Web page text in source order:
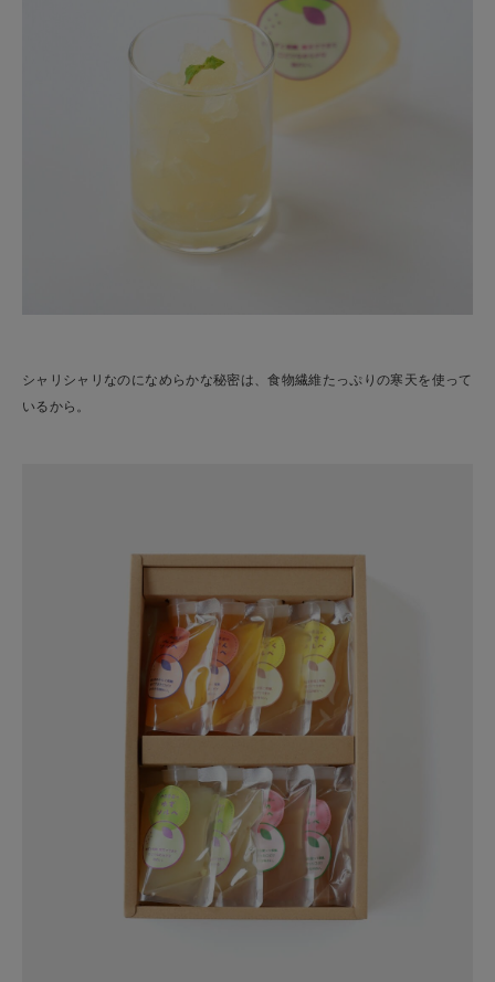
シャリシャリなのになめらかな秘密は、食物繊維たっぷりの寒天を使って
いるから。